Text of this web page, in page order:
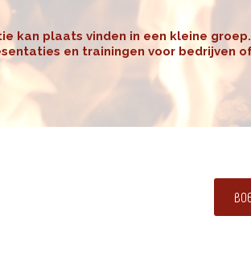
kan plaats vinden in een kleine
en trainingen voor bedrijven